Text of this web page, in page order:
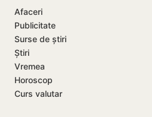
Afaceri
Publicitate
Surse de știri
Știri
Vremea
Horoscop
Curs valutar